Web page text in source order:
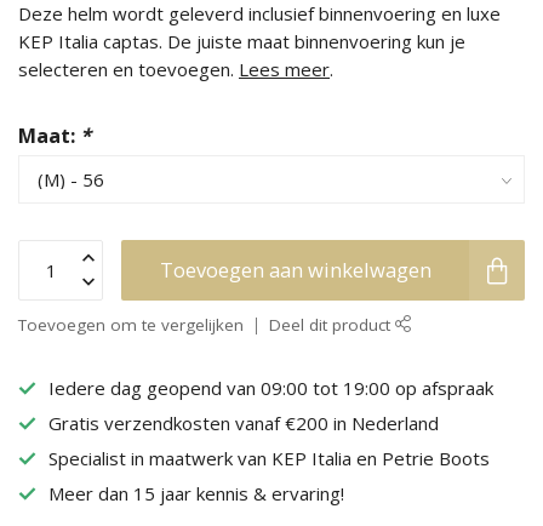
Deze helm wordt geleverd inclusief binnenvoering en luxe
KEP Italia captas. De juiste maat binnenvoering kun je
selecteren en toevoegen. Lees meer.
Maat: *
Toevoegen aan winkelwagen
Toevoegen om te vergelijken Deel dit product
Iedere dag geopend van 09:00 tot 19:00 op afspraak
Gratis verzendkosten vanaf €200 in Nederland
Specialist in maatwerk van KEP Italia en Petrie Boots
Meer dan 15 jaar kennis & ervaring!